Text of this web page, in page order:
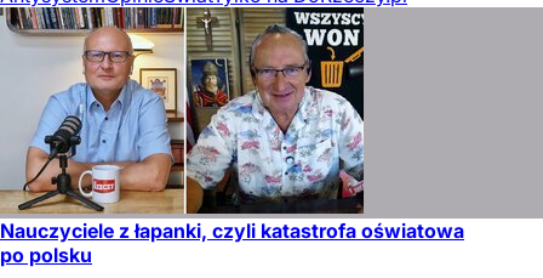
Nauczyciele z łapanki, czyli katastrofa oświatowa
po polsku